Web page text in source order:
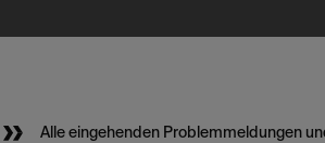
Alle eingehenden Problemmeldungen